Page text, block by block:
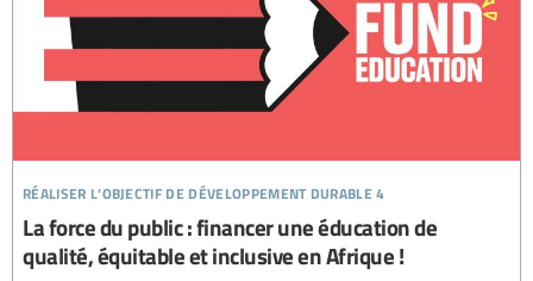
réaliser l’objectif de développement durable 4
La force du public : financer une éducation de
qualité, équitable et inclusive en Afrique !